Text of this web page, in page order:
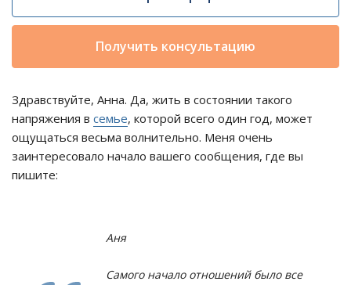
Получить консультацию
Здравствуйте, Анна. Да, жить в состоянии такого
напряжения в семье, которой всего один год, может
ощущаться весьма волнительно. Меня очень
заинтересовало начало вашего сообщения, где вы
пишите:
Аня
Самого начало отношений было все